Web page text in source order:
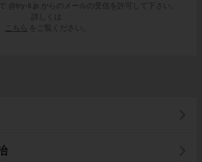
@try-it.jp からのメールの受信を許可して下さい。
詳しくは
こちら
をご覧ください。